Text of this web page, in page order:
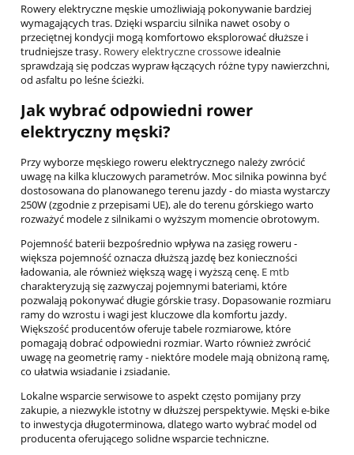
Rowery elektryczne męskie umożliwiają pokonywanie bardziej
wymagających tras. Dzięki wsparciu silnika nawet osoby o
przeciętnej kondycji mogą komfortowo eksplorować dłuższe i
trudniejsze trasy. Rowery elektryczne crossowe idealnie
sprawdzają się podczas wypraw łączących różne typy nawierzchni,
od asfaltu po leśne ścieżki.
Jak wybrać odpowiedni rower
elektryczny męski?
Przy wyborze męskiego roweru elektrycznego należy zwrócić
uwagę na kilka kluczowych parametrów. Moc silnika powinna być
dostosowana do planowanego terenu jazdy - do miasta wystarczy
250W (zgodnie z przepisami UE), ale do terenu górskiego warto
rozważyć modele z silnikami o wyższym momencie obrotowym.
Pojemność baterii bezpośrednio wpływa na zasięg roweru -
większa pojemność oznacza dłuższą jazdę bez konieczności
ładowania, ale również większą wagę i wyższą cenę. E mtb
charakteryzują się zazwyczaj pojemnymi bateriami, które
pozwalają pokonywać długie górskie trasy. Dopasowanie rozmiaru
ramy do wzrostu i wagi jest kluczowe dla komfortu jazdy.
Większość producentów oferuje tabele rozmiarowe, które
pomagają dobrać odpowiedni rozmiar. Warto również zwrócić
uwagę na geometrię ramy - niektóre modele mają obniżoną ramę,
co ułatwia wsiadanie i zsiadanie.
Lokalne wsparcie serwisowe to aspekt często pomijany przy
zakupie, a niezwykle istotny w dłuższej perspektywie. Męski e-bike
to inwestycja długoterminowa, dlatego warto wybrać model od
producenta oferującego solidne wsparcie techniczne.